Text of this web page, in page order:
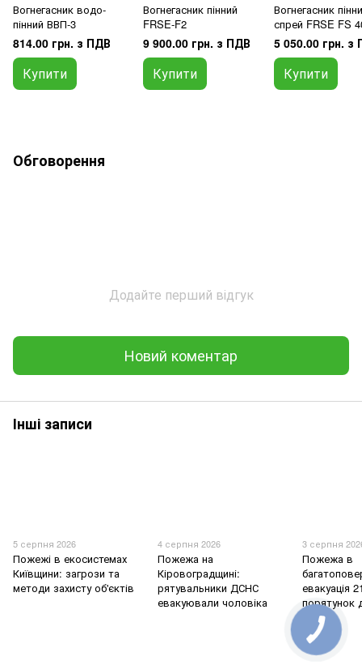
Вогнегасник водо-
пінний ВВП-3
814.00 грн. з ПДВ
Купити
Вогнегасник пінний
FRSE-F2
9 900.00 грн. з ПДВ
Купити
Вогнегасник
спрей FRSE FS
5 050.00 грн. з
Купити
Обговорення
Додайте перший відгук
Новий коментар
Інші записи
5 серпня 2026
Пожежі в екосистемах
Київщини: загрози та
методи захисту об'єктів
4 серпня 2026
Пожежа на
Кіровоградщині:
рятувальники ДСНС
евакуювали чоловіка
3 серпня
Пожежа в
евакуація
порятунок